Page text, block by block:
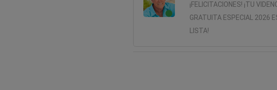
¡FELICITACIONES! ¡TU
GRATUITA ESPECIAL 2026
LISTA!